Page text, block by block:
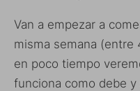
Van a empezar a
misma semana
en poco tiempo
funciona como debe